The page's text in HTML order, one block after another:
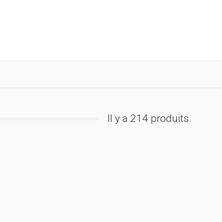
Il y a 214 produits.